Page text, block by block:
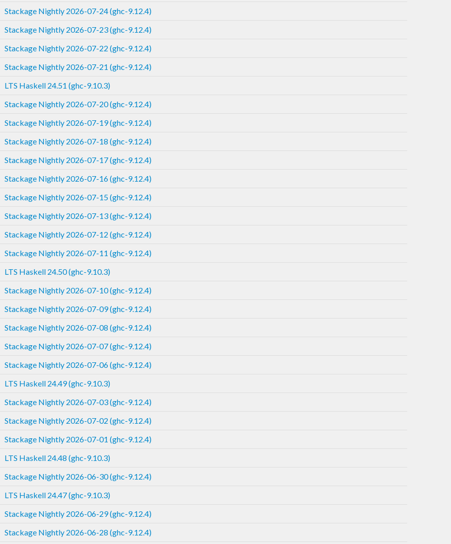
Stackage Nightly 2026-07-24 (ghc-9.12.4)
Stackage Nightly 2026-07-23 (ghc-9.12.4)
Stackage Nightly 2026-07-22 (ghc-9.12.4)
Stackage Nightly 2026-07-21 (ghc-9.12.4)
LTS Haskell 24.51 (ghc-9.10.3)
Stackage Nightly 2026-07-20 (ghc-9.12.4)
Stackage Nightly 2026-07-19 (ghc-9.12.4)
Stackage Nightly 2026-07-18 (ghc-9.12.4)
Stackage Nightly 2026-07-17 (ghc-9.12.4)
Stackage Nightly 2026-07-16 (ghc-9.12.4)
Stackage Nightly 2026-07-15 (ghc-9.12.4)
Stackage Nightly 2026-07-13 (ghc-9.12.4)
Stackage Nightly 2026-07-12 (ghc-9.12.4)
Stackage Nightly 2026-07-11 (ghc-9.12.4)
LTS Haskell 24.50 (ghc-9.10.3)
Stackage Nightly 2026-07-10 (ghc-9.12.4)
Stackage Nightly 2026-07-09 (ghc-9.12.4)
Stackage Nightly 2026-07-08 (ghc-9.12.4)
Stackage Nightly 2026-07-07 (ghc-9.12.4)
Stackage Nightly 2026-07-06 (ghc-9.12.4)
LTS Haskell 24.49 (ghc-9.10.3)
Stackage Nightly 2026-07-03 (ghc-9.12.4)
Stackage Nightly 2026-07-02 (ghc-9.12.4)
Stackage Nightly 2026-07-01 (ghc-9.12.4)
LTS Haskell 24.48 (ghc-9.10.3)
Stackage Nightly 2026-06-30 (ghc-9.12.4)
LTS Haskell 24.47 (ghc-9.10.3)
Stackage Nightly 2026-06-29 (ghc-9.12.4)
Stackage Nightly 2026-06-28 (ghc-9.12.4)